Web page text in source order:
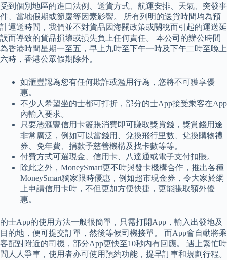
受到個別地區的進口法例、送貨方式、航運安排、天氣、突發事
件、當地假期或節慶等因素影響。 所有列明的送貨時間均為預
計運送時間，我們並不對貨品因海關政策或關稅而引起的運送延
誤而導致的貨品損壞或損失負上任何責任。 本公司的辦公時間
為香港時間星期一至五，早上九時至下午一時及下午二時至晚上
六時，香港公眾假期除外。
如滙豐認為您有任何欺詐或濫用行為，您將不可獲享優
惠。
不少人希望坐的士都可打折，部分的士App接受乘客在App
內輸入要求。
只要憑滙豐信用卡簽賬消費即可賺取獎賞錢，獎賞錢用途
非常廣泛，例如可以當錢用、兌換飛行里數、兌換購物禮
券、免年費、捐款予慈善機構及找卡數等等。
付費方式可選現金、信用卡、八達通或電子支付扣賬。
除此之外，MoneySmart更不時與發卡機構合作，推出各種
MoneySmart獨家限時優惠，例如超市現金券，令大家於網
上申請信用卡時，不但更加方便快捷，更能賺取額外優
惠。
的士App的使用方法一般很簡單，只需打開App，輸入出發地及
目的地，便可提交訂單，然後等候司機接單。 而App會自動將乘
客配對附近的司機，部分App更快至10秒內有回應。 遇上繁忙時
間人人爭車，使用者亦可使用預約功能，提早訂車和規劃行程。